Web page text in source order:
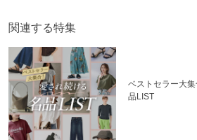
関連する特集
ベストセラー大
品LIST